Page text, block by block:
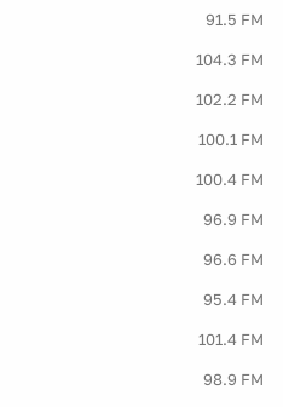
91.5 FM
104.3 FM
102.2 FM
100.1 FM
100.4 FM
96.9 FM
96.6 FM
95.4 FM
101.4 FM
98.9 FM